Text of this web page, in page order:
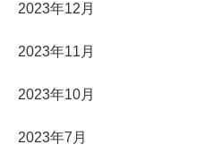
2023年12月
2023年11月
2023年10月
2023年7月